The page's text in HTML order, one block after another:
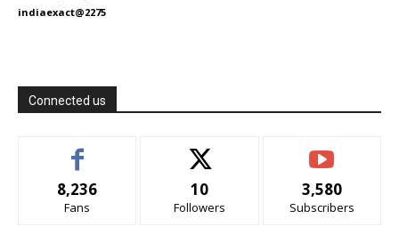
indiaexact@2275
Connected us
8,236
Fans
10
Followers
3,580
Subscribers